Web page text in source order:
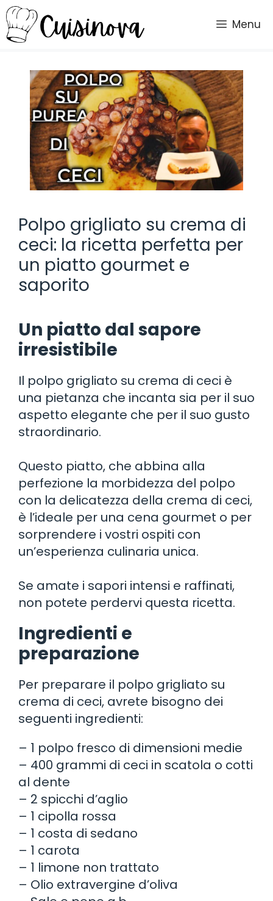
Vai
al
contenuto
Menu
Polpo grigliato su crema di
ceci: la ricetta perfetta per
un piatto gourmet e
saporito
Un piatto dal sapore
irresistibile
Il polpo grigliato su crema di ceci è
una pietanza che incanta sia per il suo
aspetto elegante che per il suo gusto
straordinario.
Questo piatto, che abbina alla
perfezione la morbidezza del polpo
con la delicatezza della crema di ceci,
è l’ideale per una cena gourmet o per
sorprendere i vostri ospiti con
un’esperienza culinaria unica.
Se amate i sapori intensi e raffinati,
non potete perdervi questa ricetta.
Ingredienti e
preparazione
Per preparare il polpo grigliato su
crema di ceci, avrete bisogno dei
seguenti ingredienti:
– 1 polpo fresco di dimensioni medie
– 400 grammi di ceci in scatola o cotti
al dente
– 2 spicchi d’aglio
– 1 cipolla rossa
– 1 costa di sedano
– 1 carota
– 1 limone non trattato
– Olio extravergine d’oliva